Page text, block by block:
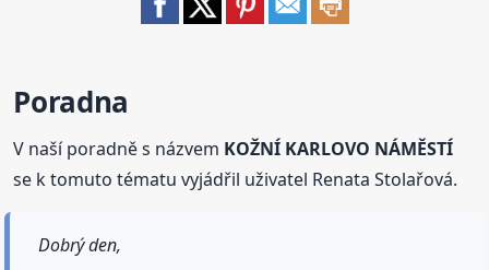
Poradna
V naší poradně s názvem KOŽNÍ KARLOVO NÁMĚSTÍ
se k tomuto tématu vyjádřil uživatel Renata Stolařová.
Dobrý den,